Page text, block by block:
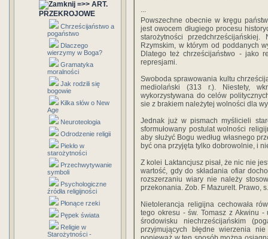
=>> ART.
PRZEKROJOWE
Chrześcijaństwo a
pogaństwo
Dlaczego
wierzymy w Boga?
Gramatyka
moralności
Jak rodzili się
bogowie
Kilka słów o New
Age
Neuroteologia
Odrodzenie religii
Piekło w
starożytności
Przechwytywanie
symboli
Psychologiczne
źródła religijności
Płonące rzeki
Pępek świata
Religie w
Starożytności -
...
Powszechne obecnie w kręgu
jest owocem długiego procesu
starożytności
Rzymskim, w którym od poddanych
Dlatego też chrześcijaństwo - jako
represjami.
Swoboda sprawowania kultu
mediolański (313 r.). Niestety,
wykorzystywana do celów
sie z brakiem należytej wolności dla
Jednak już w pismach myślicieli
sformułowany postulat wolności
aby służyć Bogu według własnego
być ona przyjęta tylko dobrowolnie, i
Z kolei Laktancjusz pisał, że nic nie
wartość, gdy do składania ofiar
rozszerzaniu wiary nie należy
przekonania. Zob. F Mazurelt. Prawo,
Nietolerancja religijna cechowała
tego okresu - św. Tomasz z Akwinu
środowisku niechrześcijańskim
przyjmujących błędne wierzenia